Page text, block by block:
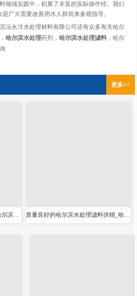
领域实践中，积累了丰富的实际操作经。我们
广大需要改善用水人群前来参观指导。
沅永沣水处理材料有限公司还有众多有关哈尔
哈尔滨水处理药剂， 哈尔滨水处理滤料，哈尔
更多>>
优惠的哈尔滨水处理设备供销|哈尔滨农村水改工程